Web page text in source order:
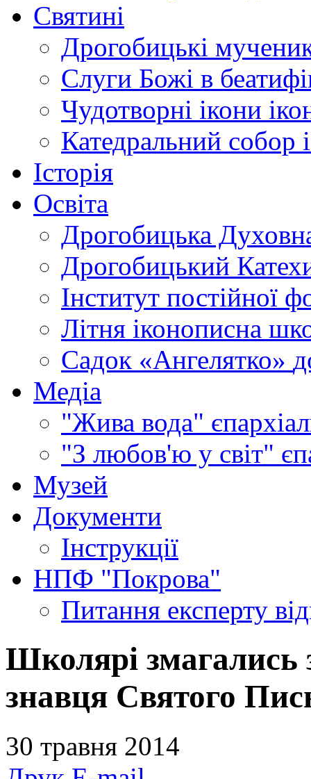
Святині
Дрогобицькі
Слуги Божі в
Чудотворні ікони
Катедральний собор
Історія
Освіта
Дрогобицька
Дрогобицький
Інститут постійної
Літня іконописна
Садок «Ангелятко»
Медіа
"Жива вода"
"З любов'ю у світ"
Музей
Документи
Інструкції
НПФ "Покрова"
Питання експерту
Школярі змагались
знавця Святого
30 травня 2014